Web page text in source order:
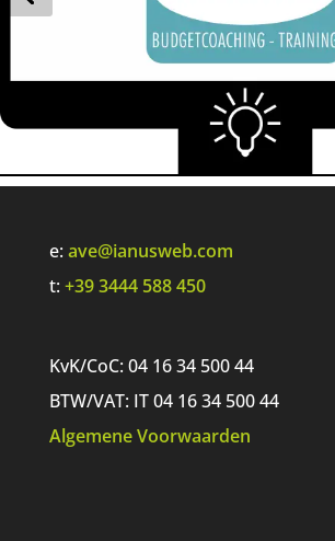
e: ave@ianusweb.com
t: +39 3444 588 450
KvK/CoC: 04 16 34 500 44
BTW/VAT: IT 04 16 34 500 44
Algemene Voorwaarden